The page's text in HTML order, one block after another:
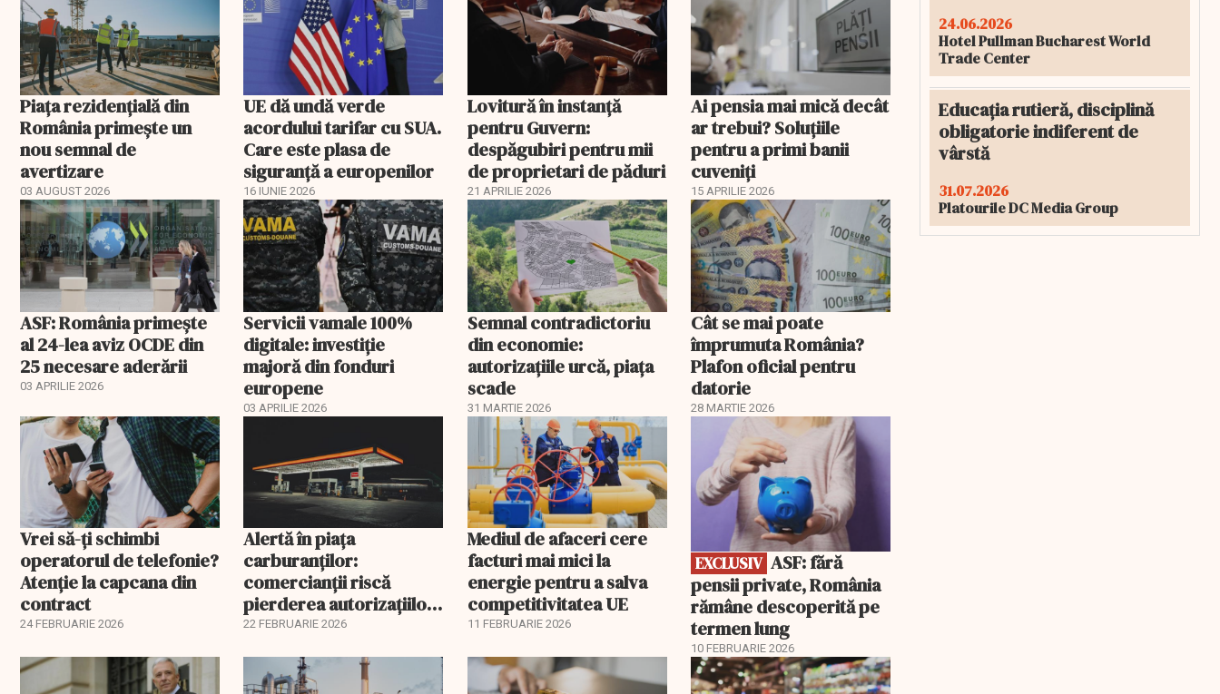
Piața rezidențială din
România primește un
nou semnal de
avertizare
03 AUGUST 2026
UE dă undă verde
acordului tarifar cu SUA.
Care este plasa de
siguranță a europenilor
16 IUNIE 2026
Lovitură în instanță
pentru Guvern:
despăgubiri pentru mii
de proprietari de păduri
21 APRILIE 2026
Ai pensia mai mică decât
ar trebui? Soluţiile
pentru a primi banii
cuveniţi
15 APRILIE 2026
ASF: România primește
al 24-lea aviz OCDE din
25 necesare aderării
03 APRILIE 2026
Servicii vamale 100%
digitale: investiție
majoră din fonduri
europene
03 APRILIE 2026
Semnal contradictoriu
din economie:
autorizațiile urcă, piața
scade
31 MARTIE 2026
Cât se mai poate
împrumuta România?
Plafon oficial pentru
datorie
28 MARTIE 2026
Vrei să-ți schimbi
operatorul de telefonie?
Atenție la capcana din
contract
24 FEBRUARIE 2026
Alertă în piața
carburanților:
comercianții riscă
pierderea autorizațiilor
înainte de 1 martie. Ce
22 FEBRUARIE 2026
Mediul de afaceri cere
facturi mai mici la
energie pentru a salva
competitivitatea UE
11 FEBRUARIE 2026
EXCLUSIV
EXCLUSIV ASF: fără
pensii private, România
rămâne descoperită pe
termen lung
10 FEBRUARIE 2026
24.06.2026
Hotel Pullman Bucharest World
Trade Center
Educația rutieră, disciplină
obligatorie indiferent de
vârstă
31.07.2026
Platourile DC Media Group